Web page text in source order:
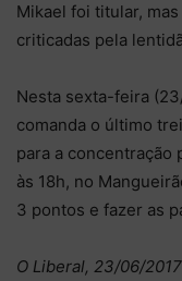
Mikael foi titular,
criticadas pela
Nesta sexta-feira
comanda o último
para a concentração
às 18h, no
3 pontos e fazer as
O Liberal, 23/06/2017